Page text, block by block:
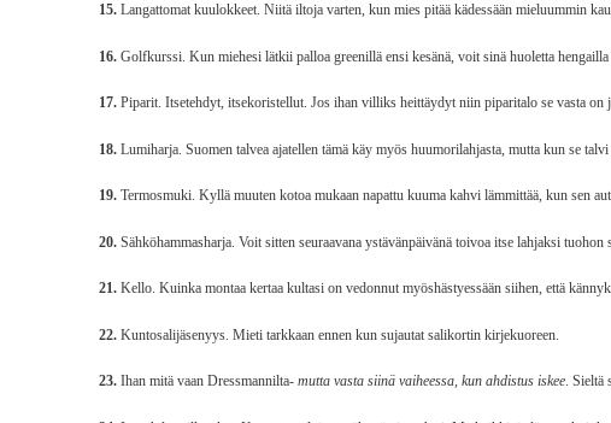
15. Langattomat kuulokkeet. Niitä iltoja varten, kun mies pitää kädessään mieluummin
16. Golfkurssi. Kun miehesi lätkii palloa greenillä ensi kesänä, voit sinä huoletta
17. Piparit. Itsetehdyt, itsekoristellut. Jos ihan villiks heittäydyt niin piparitalo se vasta on
18. Lumiharja. Suomen talvea ajatellen tämä käy myös huumorilahjasta, mutta kun se
19. Termosmuki. Kyllä muuten kotoa mukaan napattu kuuma kahvi lämmittää, kun sen
20. Sähköhammasharja. Voit sitten seuraavana ystävänpäivänä toivoa itse lahjaksi tuohon
21. Kello. Kuinka montaa kertaa kultasi on vedonnut myöshästyessään siihen, että
22. Kuntosalijäsenyys. Mieti tarkkaan ennen kun sujautat salikortin kirjekuoreen.
23. Ihan mitä vaan Dressmannilta- mutta vasta siinä vaiheessa, kun ahdistus iskee. Sieltä